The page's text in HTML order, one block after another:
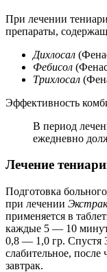
При лечении
препараты,
Дихлосал
Фебисол
Трихлосал
Эффективность
В период
ежедневно
Лечение
Подготовка
при лечении
применяется в
каждые 5 — 10
0,8 — 1,0 гр. Спустя
слабительное, после
завтрак.